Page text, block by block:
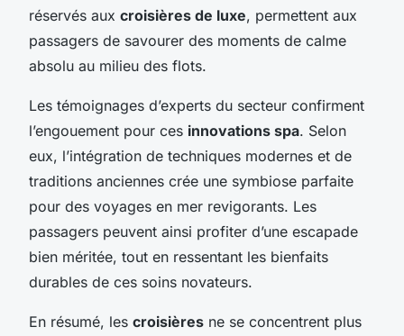
réservés aux croisières de luxe, permettent aux
passagers de savourer des moments de calme
absolu au milieu des flots.
Les témoignages d’experts du secteur confirment
l’engouement pour ces innovations spa. Selon
eux, l’intégration de techniques modernes et de
traditions anciennes crée une symbiose parfaite
pour des voyages en mer revigorants. Les
passagers peuvent ainsi profiter d’une escapade
bien méritée, tout en ressentant les bienfaits
durables de ces soins novateurs.
En résumé, les croisières ne se concentrent plus